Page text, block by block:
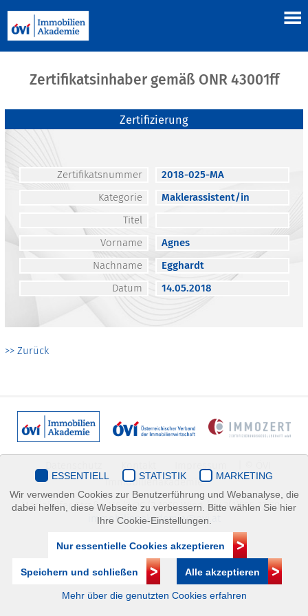
Zertifikatsinhaber gemäß ONR 43001ff
Zertifizierung
Zertifikatsnummer
2018-025-MA
Kategorie
Maklerassistent/in
Titel
Vorname
Agnes
Nachname
Egghardt
Datum
14.05.2018
>> Zurück
Immobilienakademie
Mariahilfer Straße 116/2.OG/2 1070 Wien | +43(1)505 32 50 |
immobilienakademie@ovi.at
ESSENTIELL STATISTIK
MARKETING
Wir verwenden Cookies zur Benutzerführung und Webanalyse, die
dabei helfen, diese Webseite zu verbessern. Bitte wählen Sie hier
Ihre Cookie-Einstellungen.
Nur essentielle Cookies akzeptieren
Speichern und schließen Alle akzeptieren
Mehr über die genutzten Cookies erfahren